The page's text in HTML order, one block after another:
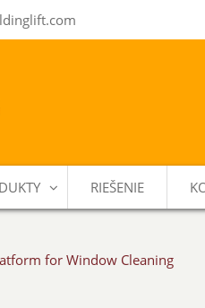
RIEŠENIE
for Window Cleaning